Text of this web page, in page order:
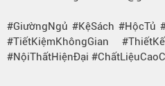
#GiườngNgủ #KệSách #HộcTủ
#TiếtKiệmKhôngGian
#NộiThấtHiệnĐại